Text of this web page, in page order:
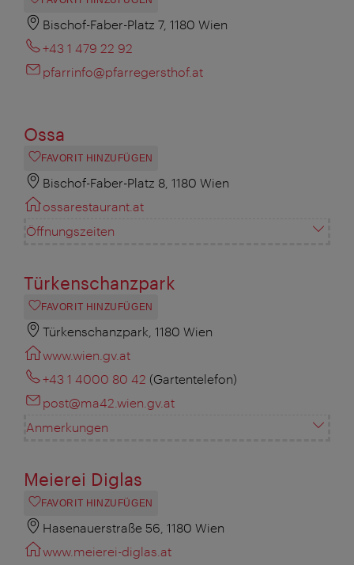
Bischof-Faber-Platz 7, 1180 Wien
+43 1 479 22 92
pfarrinfo@pfarregersthof.at
Ossa
FAVORIT HINZUFÜGEN
Bischof-Faber-Platz 8, 1180 Wien
ossarestaurant.at
Öffnungszeiten
Türkenschanzpark
FAVORIT HINZUFÜGEN
Türkenschanzpark, 1180 Wien
www.wien.gv.at
+43 1 4000 80 42 (Gartentelefon)
post@ma42.wien.gv.at
Anmerkungen
Meierei Diglas
FAVORIT HINZUFÜGEN
Hasenauerstraße 56, 1180 Wien
www.meierei-diglas.at